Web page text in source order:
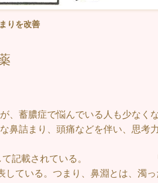
りを改善
、蓄膿症で悩んでいる人も少なくな
鼻詰まり、頭痛などを伴い、思考
ん)”として記載されている。
している。つまり、鼻淵とは、濁